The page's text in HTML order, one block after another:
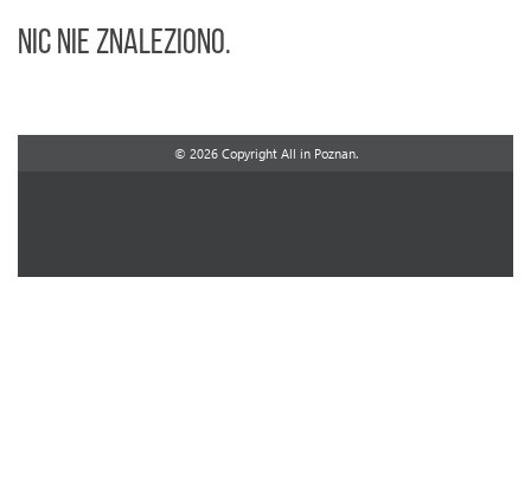
Nic nie znaleziono.
© 2026 Copyright All in Poznan.